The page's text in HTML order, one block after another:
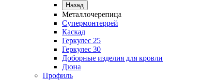
Назад
Металлочерепица
Супермонтеррей
Каскад
Геркулес 25
Геркулес 30
Доборные изделия для кровли
Дюна
Профиль